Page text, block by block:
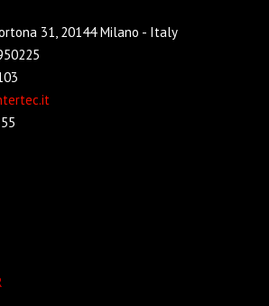
31, 20144 Milano - Italy